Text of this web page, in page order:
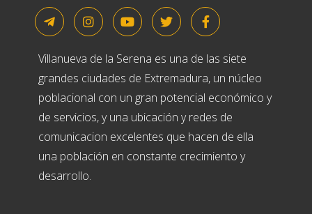
Villanueva de la Serena es una de las siete
grandes ciudades de Extremadura, un núcleo
poblacional con un gran potencial económico y
de servicios, y una ubicación y redes de
comunicacion excelentes que hacen de ella
una población en constante crecimiento y
desarrollo.